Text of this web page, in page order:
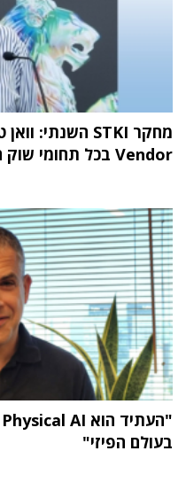
Vendor בכל תחומי שוק ה-IT
בעולם הפיזי"